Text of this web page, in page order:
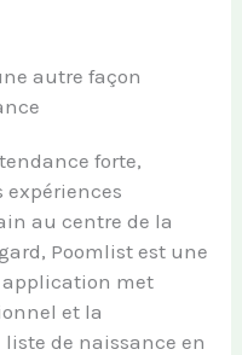
autre façon
forte,
expériences
au centre de la
Poomlist est une
met
et la
de naissance en